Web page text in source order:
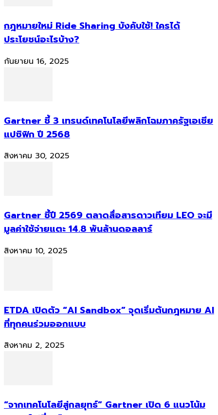
กฎหมายใหม่ Ride Sharing บังคับใช้! ใครได้
ประโยชน์อะไรบ้าง?
กันยายน 16, 2025
Gartner ชี้ 3 เทรนด์เทคโนโลยีพลิกโฉมภาครัฐเอเชีย
แปซิฟิก ปี 2568
สิงหาคม 30, 2025
Gartner ชี้ปี 2569 ตลาดสื่อสารดาวเทียม LEO จะมี
มูลค่าใช้จ่ายแตะ 14.8 พันล้านดอลลาร์
สิงหาคม 10, 2025
ETDA เปิดตัว “AI Sandbox” จุดเริ่มต้นกฎหมาย AI
ที่ทุกคนร่วมออกแบบ
สิงหาคม 2, 2025
“จากเทคโนโลยีสู่กลยุทธ์” Gartner เปิด 6 แนวโน้ม